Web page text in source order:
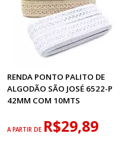
RENDA PONTO PALITO DE
ALGODÃO SÃO JOSÉ 6522-P
42MM COM 10MTS
A PARTIR DE R$29,89